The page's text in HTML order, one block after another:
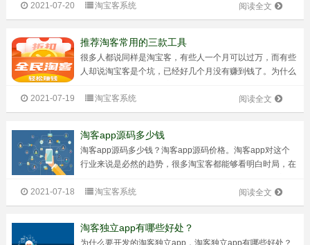
淘宝客app。淘宝客app是什么呢？怎么做呢？客户要先打
造一个属于自己的app，绑定...
阅读全文
2021-07-20 淘宝客系统
推荐淘客常用的三款工具
很多人都说同样是淘宝客，有些人一个月可以过万，而有些
人却说淘宝客是个坑，已经好几个月没有赚到钱了。为什么
经验，更重要的是做事的方式。今天向大家推荐了淘宝客常
用的三款工具，即使你一个月挣不到...
阅读全文
2021-07-19 淘宝客系统
淘客app源码多少钱
淘客app源码多少钱？淘客app源码价格。淘客app对这个
行业来说是必然的趋势，很多淘宝客都能够看明白时局，在
客，还是其他行业，我们总结历史，找到规律，就可以对当
下和未来做一个相对正确的判...
阅读全文
2021-07-18 淘宝客系统
淘客独立app有哪些好处？
为什么要开发的淘客独立app，淘客独立app有哪些好处？